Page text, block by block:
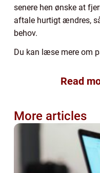
senere hen ønske at
aftale hurtigt ændres,
behov.
Du kan læse mere om
Read
More articles